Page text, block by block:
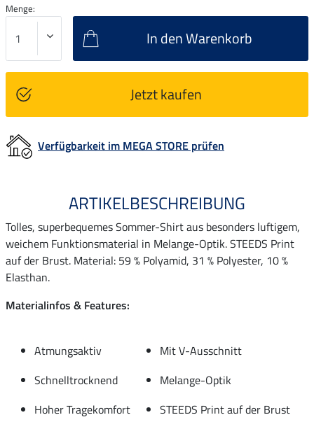
Menge:
In den Warenkorb
Jetzt kaufen
Verfügbarkeit im MEGA STORE prüfen
ARTIKELBESCHREIBUNG
Tolles, superbequemes Sommer-Shirt aus besonders luftigem,
weichem Funktionsmaterial in Melange-Optik. STEEDS Print
auf der Brust. Material: 59 % Polyamid, 31 % Polyester, 10 %
Elasthan.
Materialinfos & Features:
Atmungsaktiv
Mit V-Ausschnitt
Schnelltrocknend
Melange-Optik
Hoher Tragekomfort
STEEDS Print auf der Brust